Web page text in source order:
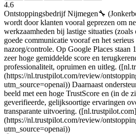
4.6
Ontstoppingsbedrijf Nijmegen🔧
wordt door klanten vooral geprezen om
werkzaamheden bij lastige situaties (zoals
goede communicatie vooraf en het serieus
nazorg/controle. Op Google Places staan
zeer hoge gemiddelde score en
professionaliteit, opruimen en uitleg.
(https://nl.trustpilot.com/review/
utm_source=openai)) Daarnaast
beeld met een hoge TrustScore en (in de
geverifieerde, gelijksoortige ervaringen
transparante uitvoering. ([nl.trustpilot.com]
(https://nl.trustpilot.com/review/
utm_source=openai))